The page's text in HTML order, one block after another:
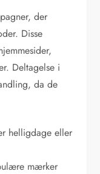
der
Disse
Deltagelse i
da de
helligdage eller
mærker